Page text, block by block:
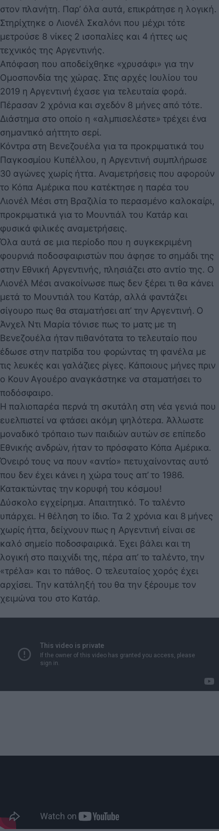
στον πλανήτη. Παρ’ όλα αυτά, επικράτησε η λογική.
Στηρίχτηκε ο Λιονέλ Σκαλόνι που μέχρι τότε
μετρούσε 8 νίκες 2 ισοπαλίες και 4 ήττες ως
τεχνικός της Αργεντινής.
Απόφαση που αποδείχθηκε «χρυσάφι» για την
Ομοσπονδία της χώρας. Στις αρχές Ιουλίου του
2019 η Αργεντινή έχασε για τελευταία φορά.
Πέρασαν 2 χρόνια και σχεδόν 8 μήνες από τότε.
Διάστημα στο οποίο η «αλμπισελέστε» τρέχει ένα
σημαντικό αήττητο σερί.
Κόντρα στη Βενεζουέλα για τα προκριματικά του
Παγκοσμίου Κυπέλλου, η Αργεντινή συμπλήρωσε
30 αγώνες χωρίς ήττα. Αναμετρήσεις που αφορούν
το Κόπα Αμέρικα που κατέκτησε η παρέα του
Λιονέλ Μέσι στη Βραζιλία το περασμένο καλοκαίρι,
προκριματικά για το Μουντιάλ του Κατάρ και
φυσικά φιλικές αναμετρήσεις.
Όλα αυτά σε μια περίοδο που η συγκεκριμένη
φουρνιά ποδοσφαιριστών που άφησε το σημάδι της
στην Εθνική Αργεντινής, πλησιάζει στο αντίο της. Ο
Λιονέλ Μέσι ανακοίνωσε πως δεν ξέρει τι θα κάνει
μετά το Μουντιάλ του Κατάρ, αλλά φαντάζει
σίγουρο πως θα σταματήσει απ’ την Αργεντινή. Ο
Άνχελ Ντι Μαρία τόνισε πως το ματς με τη
Βενεζουέλα ήταν πιθανότατα το τελευταίο που
έδωσε στην πατρίδα του φορώντας τη φανέλα με
τις λευκές και γαλάζιες ρίγες. Κάποιους μήνες πριν
ο Κουν Αγουέρο αναγκάστηκε να σταματήσει το
ποδόσφαιρο.
Η παλιοπαρέα περνά τη σκυτάλη στη νέα γενιά που
ευελπιστεί να φτάσει ακόμη ψηλότερα. Άλλωστε
μοναδικό τρόπαιο των παιδιών αυτών σε επίπεδο
Εθνικής ανδρών, ήταν το πρόσφατο Κόπα Αμέρικα.
Όνειρό τους να πουν «αντίο» πετυχαίνοντας αυτό
που δεν έχει κάνει η χώρα τους απ’ το 1986.
Κατακτώντας την κορυφή του κόσμου!
Δύσκολο εγχείρημα. Απαιτητικό. Το ταλέντο
υπάρχει. Η θέληση το ίδιο. Τα 2 χρόνια και 8 μήνες
χωρίς ήττα, δείχνουν πως η Αργεντινή είναι σε
καλό σημείο ποδοσφαιρικά. Έχει βάλει και τη
λογική στο παιχνίδι της, πέρα απ’ το ταλέντο, την
«τρέλα» και το πάθος. Ο τελευταίος χορός έχει
αρχίσει. Την κατάληξή του θα την ξέρουμε τον
χειμώνα του στο Κατάρ.